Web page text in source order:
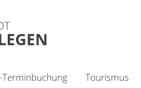
Terminbuchung Tourismus